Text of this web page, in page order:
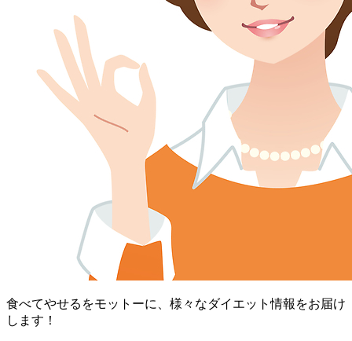
食べてやせるをモットーに、様々なダイエット情報をお届け
します！